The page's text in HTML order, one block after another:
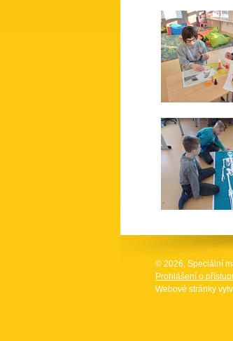
© 2026, Speciální
Prohlášení o
Webové stránky